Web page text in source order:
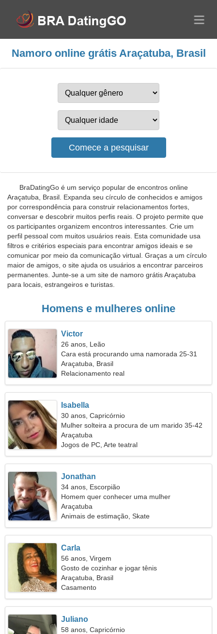
Namoro online grátis Araçatuba, Brasil
BraDatingGo é um serviço popular de encontros online
Araçatuba, Brasil. Expanda seu círculo de conhecidos e amigos
por correspondência para construir relacionamentos fortes,
conversar e descobrir muitos perfis reais. O projeto permite que
os participantes organizem encontros interessantes. Crie um
perfil pessoal com muitos usuários reais. Esta comunidade usa
filtros e critérios especiais para encontrar amigos ideais e se
comunicar por meio da comunicação virtual. Graças a um círculo
maior de amigos, o site ajuda os usuários a encontrar parceiros
permanentes. Junte-se a um site de namoro grátis Araçatuba
para locais, estrangeiros e turistas.
Homens e mulheres online
Victor
26 anos, Leão
Cara está procurando uma namorada 25-31
Araçatuba, Brasil
Relacionamento real
Isabella
30 anos, Capricórnio
Mulher solteira a procura de um marido 35-42
Araçatuba
Jogos de PC, Arte teatral
Jonathan
34 anos, Escorpião
Homem quer conhecer uma mulher
Araçatuba
Animais de estimação, Skate
Carla
56 anos, Virgem
Gosto de cozinhar e jogar tênis
Araçatuba, Brasil
Casamento
Juliano
58 anos, Capricórnio